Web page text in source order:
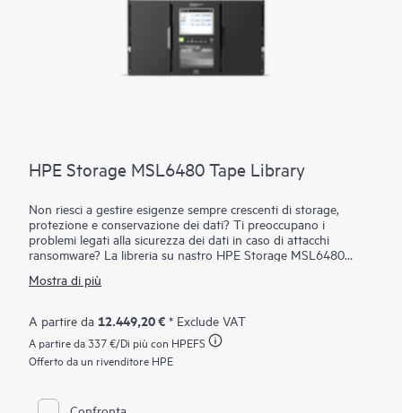
HPE Storage MSL6480 Tape Library
Non riesci a gestire esigenze sempre crescenti di storage,
protezione e conservazione dei dati? Ti preoccupano i
problemi legati alla sicurezza dei dati in caso di attacchi
ransomware? La libreria su nastro HPE Storage MSL6480
sistemi a nastro di fascia media, poiché garantisce i livelli di
soddisfacendo le esigenze a breve termine di backup e disaster
recovery, oltre ai requisiti di archiviazione a lungo termine.
Rimani al passo con la crescita dei dati grazie alla scalabilità
fino a sette moduli, senza interferire con la protezione
prestazioni all'occorrenza. La libreria su nastro HPE Storage
Mostra di più
A partire da 12.449,20 € * Exclude VAT
A partire da337 €/Di più con HPEFS
Offerto da un rivenditore HPE